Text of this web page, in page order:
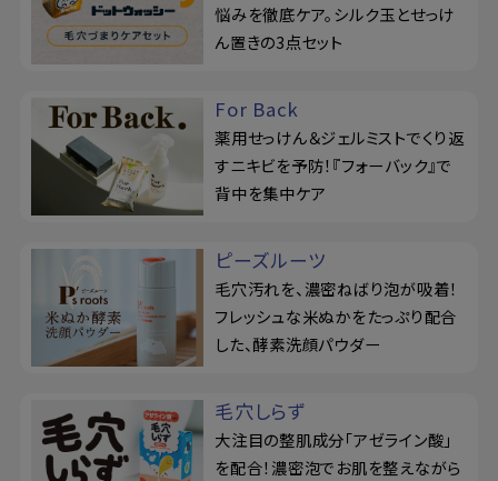
悩みを徹底ケア。シルク玉とせっけ
ん置きの3点セット
For Back
薬用せっけん＆ジェルミストでくり返
すニキビを予防！『フォーバック』で
背中を集中ケア
ピーズルーツ
毛穴汚れを、濃密ねばり泡が吸着！
フレッシュな米ぬかをたっぷり配合
した、酵素洗顔パウダー
毛穴しらず
大注目の整肌成分「アゼライン酸」
を配合！濃密泡でお肌を整えながら